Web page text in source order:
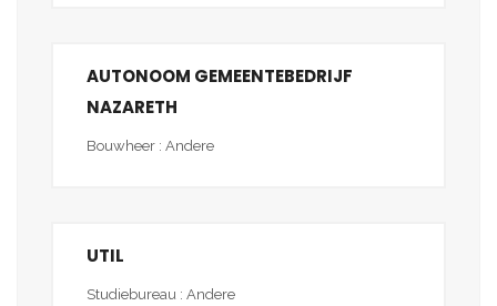
AUTONOOM GEMEENTEBEDRIJF
NAZARETH
Bouwheer : Andere
UTIL
Studiebureau : Andere